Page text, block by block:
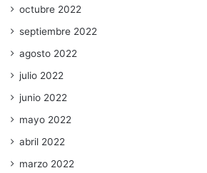
octubre 2022
septiembre 2022
agosto 2022
julio 2022
junio 2022
mayo 2022
abril 2022
marzo 2022